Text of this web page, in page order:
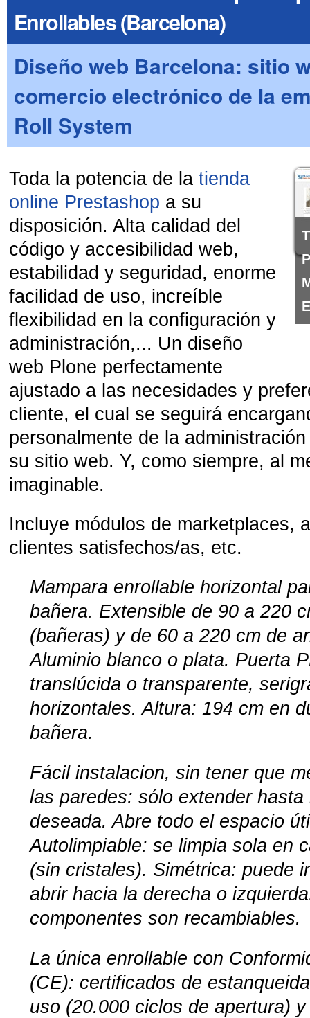
Enrollables (Barcelona)
Diseño web Barcelona: sitio
comercio electrónico de la
Roll System
Toda la potencia de latienda
online Prestashop a su
disposición. Alta calidad del
código y accesibilidad web,
estabilidad y seguridad, enorme
facilidad de uso, increíble
flexibilidad en la configuración y
administración,... Un diseño
web Plone perfectamente
ajustado a las necesidades y
cliente, el cual se seguirá
personalmente de la
su sitio web. Y, como siempre, al
imaginable.
Incluye módulos de marketplaces,
clientes satisfechos/as, etc.
Mampara enrollable horizontal
bañera. Extensible de 90 a 220
(bañeras) y de 60 a 220 cm de
Aluminio blanco o plata. Puerta
translúcida o transparente,
horizontales. Altura: 194 cm en
bañera.
Fácil instalacion, sin tener que
las paredes: sólo extender hasta
deseada. Abre todo el espacio
Autolimpiable: se limpia sola en
(sin cristales). Simétrica: puede
abrir hacia la derecha o
componentes son recambiables.
La única enrollable con
(CE): certificados de
uso (20.000 ciclos de apertura)